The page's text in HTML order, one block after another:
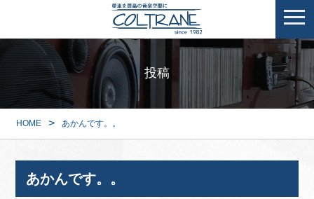
投稿
HOME > あかんです。。
あかんです。。